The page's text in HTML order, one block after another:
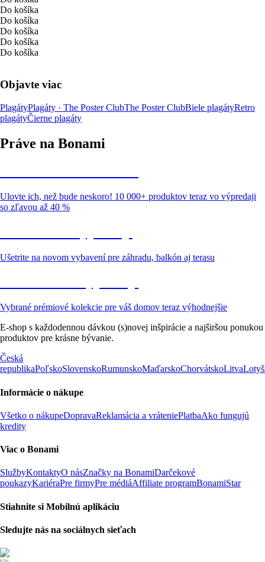
Do košíka
Do košíka
Do košíka
Do košíka
Do košíka
Objavte viac
PlagátyPlagáty · The Poster ClubThe Poster ClubBiele plagátyRetro
plagátyČierne plagáty
Práve na Bonami
Ulovte ich, než bude neskoro! 10 000+ produktov teraz vo výpredaji
so zľavou až 40 %
Ušetrite na novom vybavení pre záhradu, balkón aj terasu
Vybrané prémiové kolekcie pre váš domov teraz výhodnejšie
E-shop s každodennou dávkou (s)novej inšpirácie a najširšou ponukou
produktov pre krásne bývanie.
Česká
republikaPoľskoSlovenskoRumunskoMaďarskoChorvátskoLitva
Informácie o nákupe
Všetko o nákupeDopravaReklamácia a vráteniePlatbaAko fungujú
kredity
Viac o Bonami
SlužbyKontaktyO násZnačky na BonamiDarčekové
poukazyKariéraPre firmyPre médiáAffiliate programBonamiStar
Stiahnite si Mobilnú aplikáciu
Sledujte nás na sociálnych sieťach